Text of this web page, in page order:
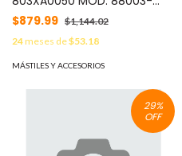
0038
$879.99 $1,144.02
24meses de$53.18
MÁSTILES Y ACCESORIOS
29%
OFF